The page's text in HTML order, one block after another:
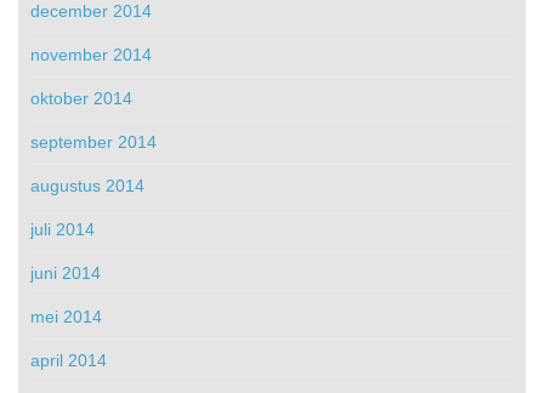
december 2014
november 2014
oktober 2014
september 2014
augustus 2014
juli 2014
juni 2014
mei 2014
april 2014